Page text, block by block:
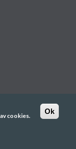
cookies.
Ok